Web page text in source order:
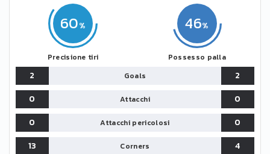
60
Precisione tiri
46
Possesso palla
2 Goals
2
0
Attacchi
0
0
Attacchi pericolosi
0
13
Corners
4